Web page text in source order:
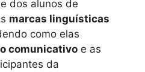
dos alunos de
marcas linguísticas
como elas
comunicativo e as
da